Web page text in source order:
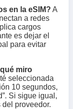
en la eSIM? A
a redes
cargos
es dejar el
para evitar
miro
seleccionada
10 segundos,
Si sigue igual,
proveedor.